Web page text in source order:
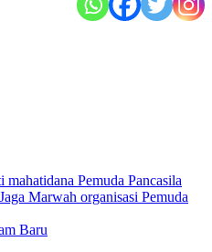
Pemuda Pancasila
Marwah organisasi Pemuda
Baru